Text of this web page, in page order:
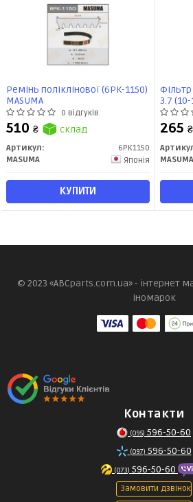
Ремінь поліклінової (6PK-1150)
MASUMA
0 відгуків
510 ₴ склад
Артикул:
6PK1150
MASUMA
Японія
КУПИТИ
3.7 (10-
265 ₴
MASUMA
© 2023 «ABCparts.com.ua» - інтернет
іномарок
Контакти
(095) 596-50-60
(097) 596-50-60
(073) 596-50-60
Замовити дзвінок